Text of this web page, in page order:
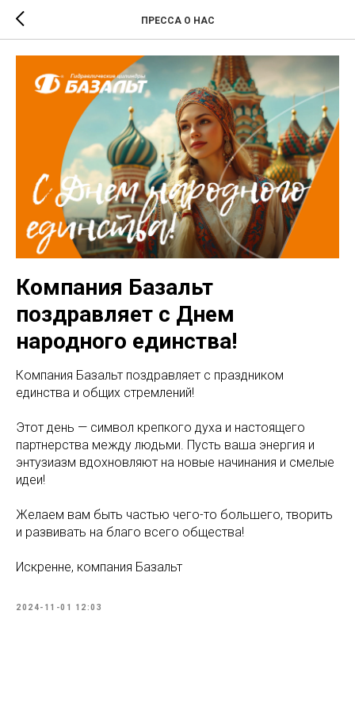
ПРЕССА О НАС
Компания Базальт
поздравляет с Днем
народного единства!
Компания Базальт поздравляет с праздником
единства и общих стремлений!
Этот день — символ крепкого духа и настоящего
партнерства между людьми. Пусть ваша энергия и
энтузиазм вдохновляют на новые начинания и смелые
идеи!
Желаем вам быть частью чего-то большего, творить
и развивать на благо всего общества!
Искренне, компания Базальт
2024-11-01 12:03